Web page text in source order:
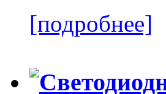
[подробнее]